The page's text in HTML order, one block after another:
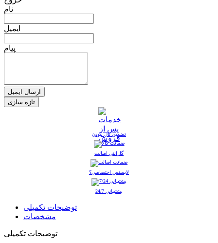
نام
ایمیل
پیام
ارسال ایمیل
تضمین نال نبودن
گارانتی اصالت
لایسنس اختصاصی؟
پشتیبانی 24/7
توضیحات تکمیلی
مشخصات
توضیحات تکمیلی